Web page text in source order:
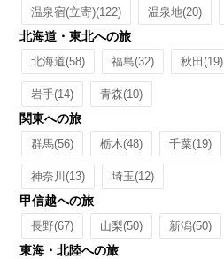
温泉宿(立寄)(122) 温泉地(20)
北海道・東北への旅
北海道(58) 福島(32) 秋田(19)
岩手(14) 青森(10)
関東への旅
群馬(56) 栃木(48) 千葉(19)
神奈川(13) 埼玉(12)
甲信越への旅
長野(67) 山梨(50) 新潟(50)
東海・北陸への旅